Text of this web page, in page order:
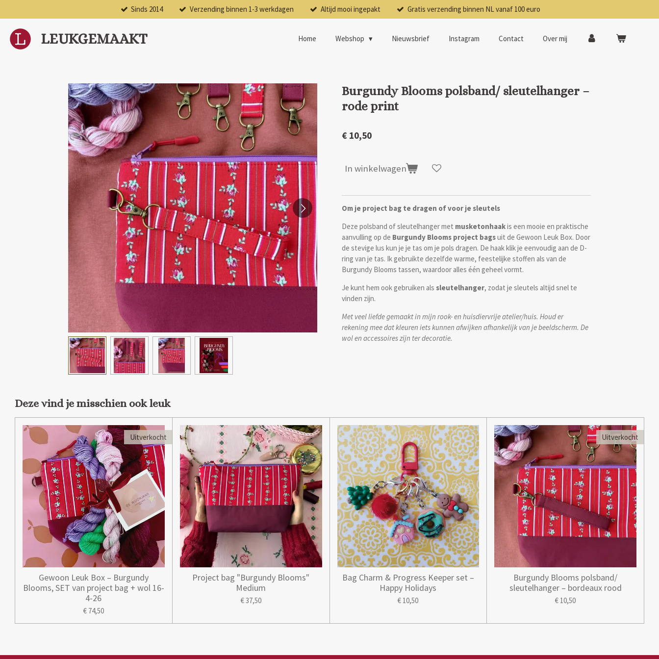
direct
naar
de
Sinds 2014 Verzending binnen 1-3 werkdagen Altijd mooi ingepakt Gratis verzending binnen NL vanaf 100 euro
LEUKGEMAAKT Home Webshop Nieuwsbrief Instagram Contact Over mij
Burgundy Blooms polsband/ sleutelhanger –
rode print
€ 10,50
In winkelwagen
Om je project bag te dragen of voor je sleutels
Deze polsband of sleutelhanger met musketonhaakis een mooie en praktische
aanvulling op de Burgundy Blooms project bagsuit de Gewoon Leuk Box. Door
de stevige lus kun je je tas om je pols dragen. De haak klik je eenvoudig aan de D-
ring van je tas. Ik gebruikte dezelfde warme, feestelijke stoffen als van de
Burgundy Blooms tassen, waardoor alles één geheel vormt.
Je kunt hem ook gebruiken als sleutelhanger, zodat je sleutels altijd snel te
vinden zijn.
Met veel liefde gemaakt in mijn rook- en huisdiervrije atelier/huis. Houd er
rekening mee dat kleuren iets kunnen afwijken afhankelijk van je beeldscherm. De
wol en accessoires zijn ter decoratie.
Deze vind je misschien ook leuk
Uitverkocht
Gewoon Leuk Box – Burgundy
Blooms, SET van project bag + wol 16-
4-26
€ 74,50
Project bag "Burgundy Blooms"
Medium
€ 37,50
Bag Charm & Progress Keeper set –
Happy Holidays
€ 10,50
Uitverkocht
Burgundy Blooms polsband/
sleutelhanger – bordeaux rood
€ 10,50